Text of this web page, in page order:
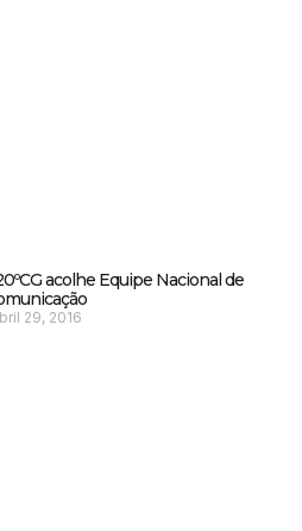
acolhe Equipe Nacional de
29, 2016